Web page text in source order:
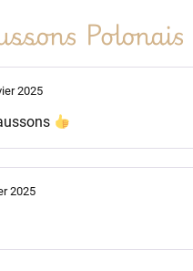
Polonais
2025
2025